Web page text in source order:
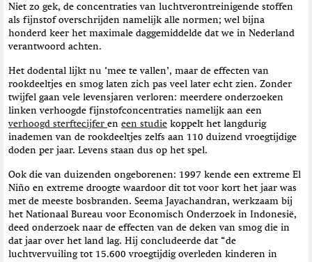
Niet zo gek, de concentraties van luchtverontreinigende stoffen
als fijnstof overschrijden namelijk alle normen; wel bijna
honderd keer het maximale daggemiddelde dat we in Nederland
verantwoord achten.
Het dodental lijkt nu ‘mee te vallen’, maar de effecten van
rookdeeltjes en smog laten zich pas veel later echt zien. Zonder
twijfel gaan vele levensjaren verloren: meerdere onderzoeken
linken verhoogde fijnstofconcentraties namelijk aan een
verhoogd sterftecijfer en een studie koppelt het langdurig
inademen van de rookdeeltjes zelfs aan 110 duizend vroegtijdige
doden per jaar. Levens staan dus op het spel.
Ook die van duizenden ongeborenen: 1997 kende een extreme El
Niño en extreme droogte waardoor dit tot voor kort het jaar was
met de meeste bosbranden. Seema Jayachandran, werkzaam bij
het Nationaal Bureau voor Economisch Onderzoek in Indonesië,
deed onderzoek naar de effecten van de deken van smog die in
dat jaar over het land lag. Hij concludeerde dat “de
luchtvervuiling tot 15.600 vroegtijdig overleden kinderen in